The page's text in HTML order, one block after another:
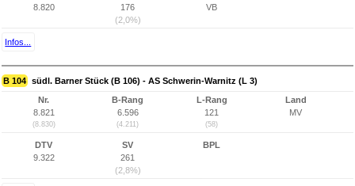
8.820
176
(2,0%)
VB
Infos...
B 104 südl. Barner Stück (B 106) - AS Schwerin-Warnitz (L 3)
Nr.
8.821
(8.830)
B-Rang
6.596
(4.211)
L-Rang
121
(58)
Land
MV
DTV
9.322
SV
261
(2,8%)
BPL